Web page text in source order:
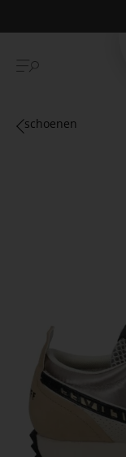
Betaal achteraf
schoenen